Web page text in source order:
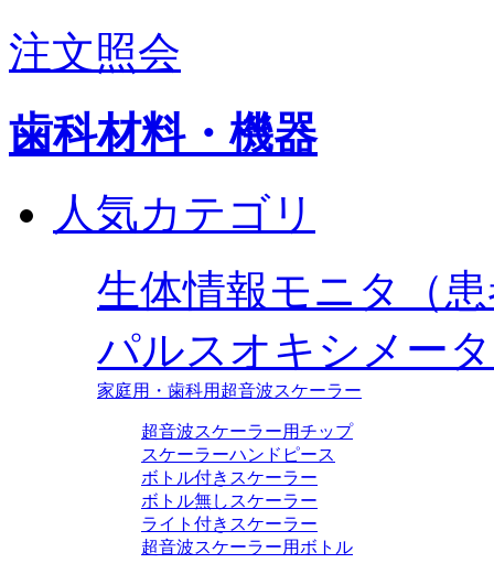
注文照会
歯科材料・機器
人気カテゴリ
生体情報モニタ（
パルスオキシメー
家庭用・歯科用超音波スケーラー
超音波スケーラー用チップ
スケーラーハンドピース
ボトル付きスケーラー
ボトル無しスケーラー
ライト付きスケーラー
超音波スケーラー用ボトル